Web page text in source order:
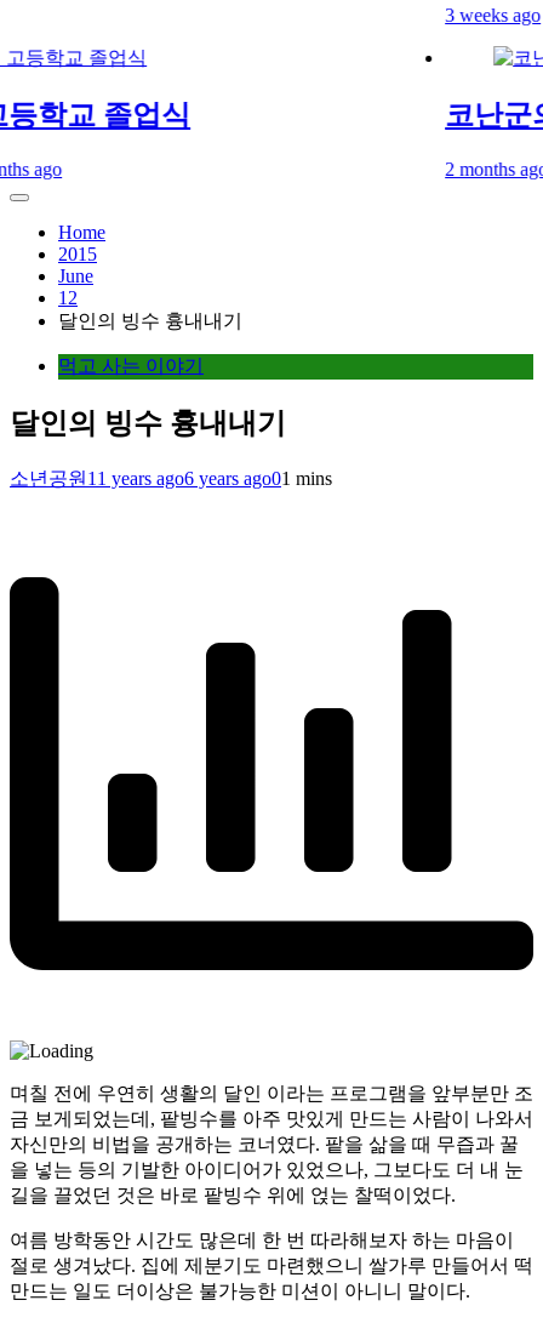
교 졸업식
3 weeks ago
코난군
2 months ago2
Home
2015
June
12
달인의 빙수 흉내내기
먹고 사는 이야기
달인의 빙수 흉내내기
소년공원 11 years ago6 years ago01 mins
며칠 전에 우연히 생활의 달인 이라는 프로그램을 앞부분만 조
금 보게되었는데, 팥빙수를 아주 맛있게 만드는 사람이 나와서
자신만의 비법을 공개하는 코너였다. 팥을 삶을 때 무즙과 꿀
을 넣는 등의 기발한 아이디어가 있었으나, 그보다도 더 내 눈
길을 끌었던 것은 바로 팥빙수 위에 얹는 찰떡이었다.
여름 방학동안 시간도 많은데 한 번 따라해보자 하는 마음이
절로 생겨났다. 집에 제분기도 마련했으니 쌀가루 만들어서 떡
만드는 일도 더이상은 불가능한 미션이 아니니 말이다.